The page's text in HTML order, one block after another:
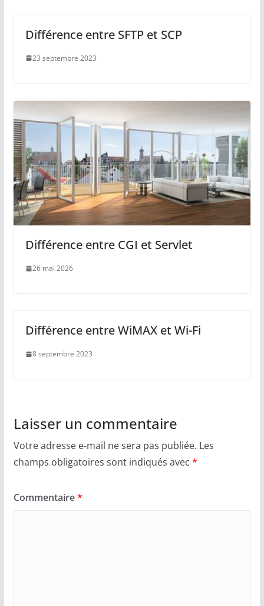
Différence entre SFTP et SCP
23 septembre 2023
Différence entre CGI et Servlet
26 mai 2026
Différence entre WiMAX et Wi-Fi
8 septembre 2023
Laisser un commentaire
Votre adresse e-mail ne sera pas publiée. Les
champs obligatoires sont indiqués avec *
Commentaire*